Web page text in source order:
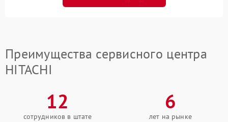
Преимущества сервисного центра
HITACHI
12
сотрудников в штате
6
лет на рынке